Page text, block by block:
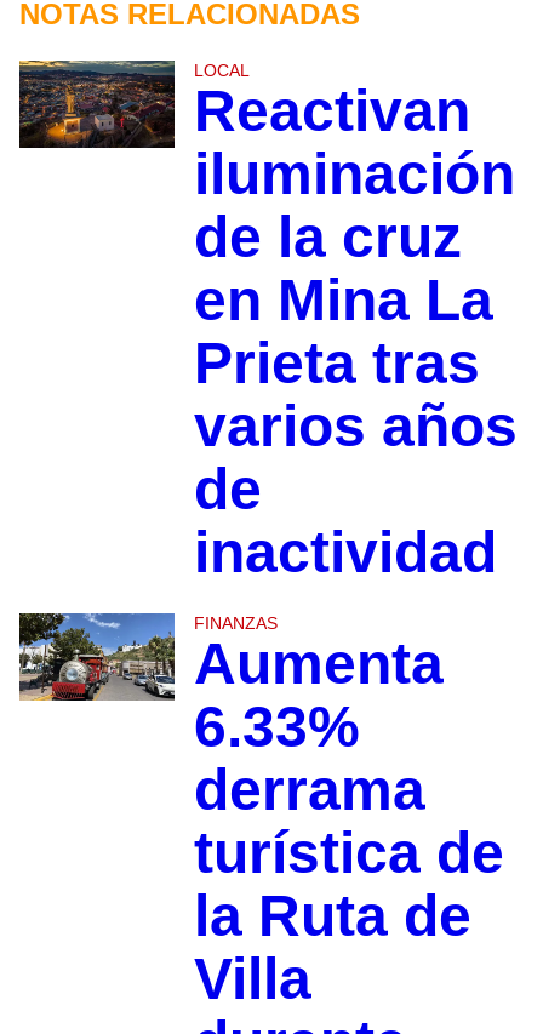
NOTAS RELACIONADAS
LOCAL
Reactivan
iluminación
de la cruz
en Mina La
Prieta tras
varios años
de
inactividad
FINANZAS
Aumenta
6.33%
derrama
turística de
la Ruta de
Villa